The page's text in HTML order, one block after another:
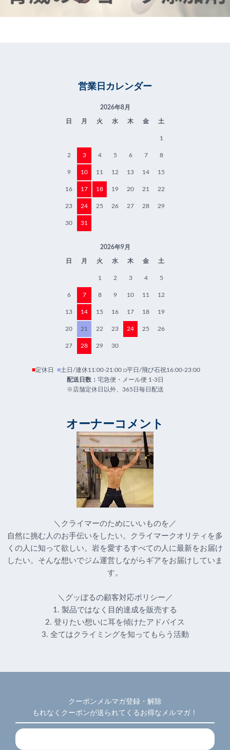
営業日カレンダー
2026年8月
日 月 火 水 木 金 土
1
2 3 4 5 6 7 8
9 10 11 12 13 14 15
16 17 18 19 20 21 22
23 24 25 26 27 28 29
30 31
2026年9月
日 月 火 水 木 金 土
1 2 3 4 5
6 7 8 9 10 11 12
13 14 15 16 17 18 19
20 21 22 23 24 25 26
27 28 29 30
■定休日 ■土日/連休11:00-21:00 □平日/飛び石祝16:00-23:00
配送日数： 宅急便・メール便 1-3日
※店舗定休日以外、365日毎日配送
オーナーコメント
＼クライマーのためにいいものを／
自然に挑む人のお手伝いをしたい。クライマークオリティを多
くの人に知って欲しい。岩を愛するすべての人に最新をお届け
したい。そんな想いでジム運営しながらギアをお届けしていま
す。
＼グッぼるの顧客対応ポリシー／
1. 製品ではなく目的達成を販売する
2. 登りたい想いに耳を傾けたアドバイス
3. 全てはクライミングを知ってもらう活動
クーポンメルマガ登録・解除
もれなくクーポンが送られてくるお得なメルマガ！